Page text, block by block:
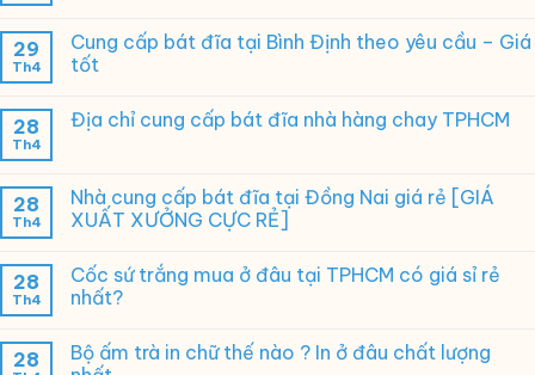
29
Th4
Cung cấp bát đĩa tại Bình Định theo yêu cầu – Giá
tốt
28
Th4
Địa chỉ cung cấp bát đĩa nhà hàng chay TPHCM
28
Th4
Nhà cung cấp bát đĩa tại Đồng Nai giá rẻ [GIÁ
XUẤT XƯỞNG CỰC RẺ]
28
Th4
Cốc sứ trắng mua ở đâu tại TPHCM có giá sỉ rẻ
nhất?
28
Bộ ấm trà in chữ thế nào ? In ở đâu chất lượng